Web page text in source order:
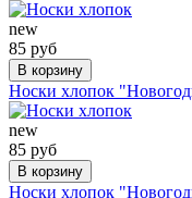
new
85 руб
В корзину
Носки хлопок
new
85 руб
В корзину
Носки хлопок